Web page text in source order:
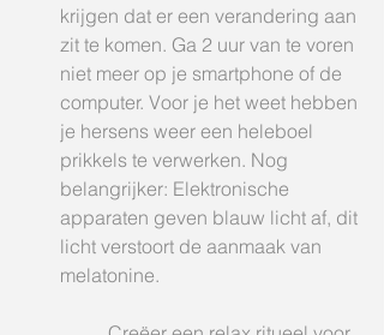
krijgen dat er een verandering aan
zit te komen. Ga 2 uur van te voren
niet meer op je smartphone of de
computer. Voor je het weet hebben
je hersens weer een heleboel
prikkels te verwerken. Nog
belangrijker: Elektronische
apparaten geven blauw licht af, dit
licht verstoort de aanmaak van
melatonine.